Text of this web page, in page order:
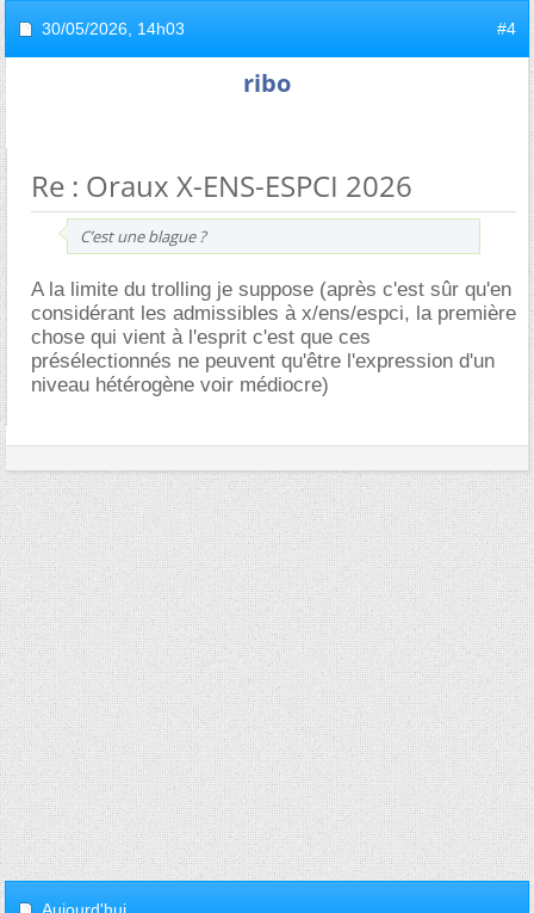
30/05/2026, 14h03 #4
ribo
Re : Oraux X-ENS-ESPCI 2026
C’est une blague ?
A la limite du trolling je suppose (après c'est sûr qu'en
considérant les admissibles à x/ens/espci, la première
chose qui vient à l'esprit c'est que ces
présélectionnés ne peuvent qu'être l'expression d'un
niveau hétérogène voir médiocre)